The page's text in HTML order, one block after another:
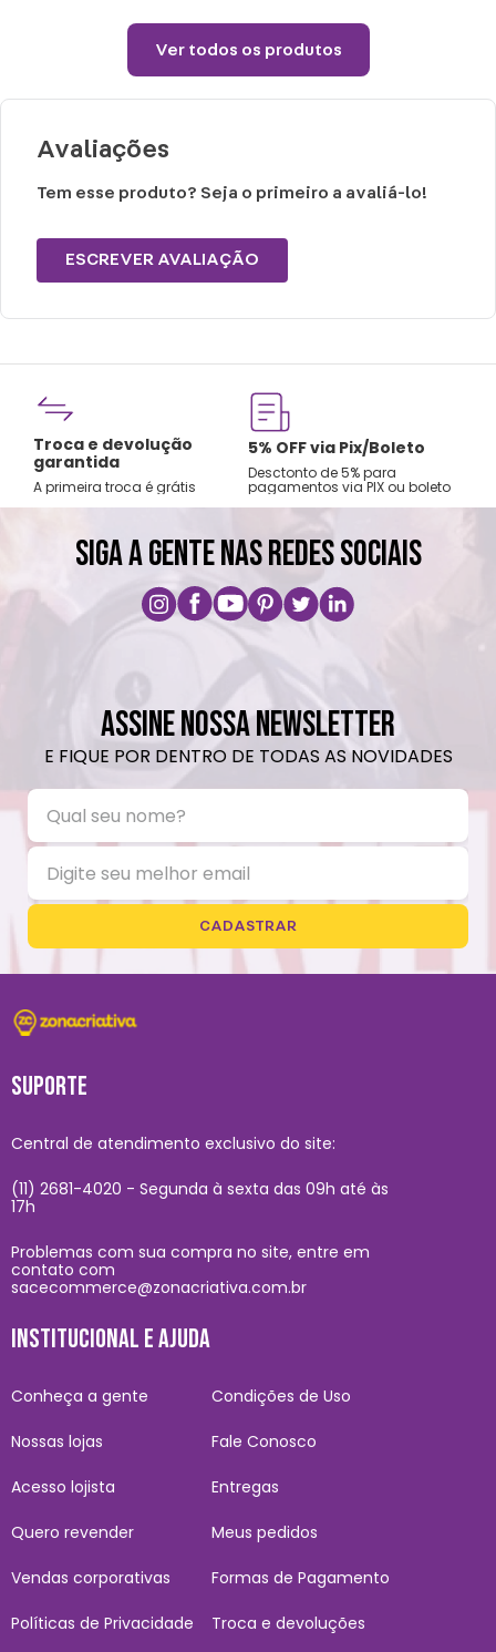
Proibido alvejar.
Não secar em tambor.
Não passar.
Ver todos os produtos
Avaliações
Tem esse produto? Seja o primeiro a avaliá-lo!
ESCREVER AVALIAÇÃO
Troca e devolução
garantida
A primeira troca é grátis
5% OFF via Pix/Boleto
Desctonto de 5% para
pagamentos via PIX ou boleto
SIGA A GENTE NAS REDES SOCIAIS
ASSINE NOSSA NEWSLETTER
E FIQUE POR DENTRO DE TODAS AS NOVIDADES
CADASTRAR
SUPORTE
Central de atendimento exclusivo do site:
(11) 2681-4020 - Segunda à sexta das 09h até às
17h
Problemas com sua compra no site, entre em
contato com
sacecommerce@zonacriativa.com.br
INSTITUCIONAL E AJUDA
Conheça a gente
Nossas lojas
Acesso lojista
Quero revender
Vendas corporativas
Políticas de Privacidade
Condições de Uso
Fale Conosco
Entregas
Meus pedidos
Formas de Pagamento
Troca e devoluções